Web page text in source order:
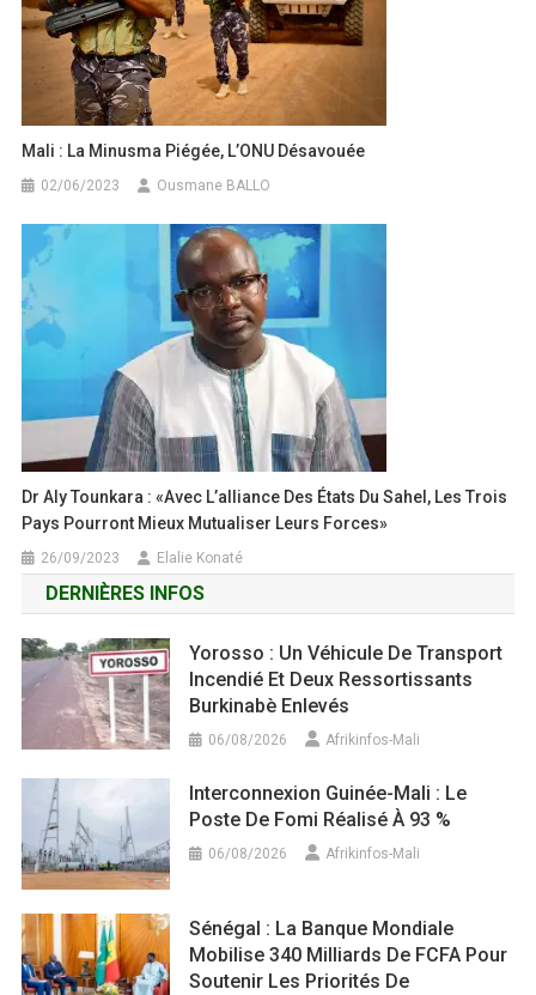
Mali : La Minusma Piégée, L’ONU Désavouée
02/06/2023 Ousmane BALLO
Dr Aly Tounkara : «Avec L’alliance Des États Du Sahel, Les Trois
Pays Pourront Mieux Mutualiser Leurs Forces»
26/09/2023 Elalie Konaté
DERNIÈRES INFOS
Yorosso : Un Véhicule De Transport
Incendié Et Deux Ressortissants
Burkinabè Enlevés
06/08/2026 Afrikinfos-Mali
Interconnexion Guinée-Mali : Le
Poste De Fomi Réalisé À 93 %
06/08/2026 Afrikinfos-Mali
Sénégal : La Banque Mondiale
Mobilise 340 Milliards De FCFA Pour
Soutenir Les Priorités De